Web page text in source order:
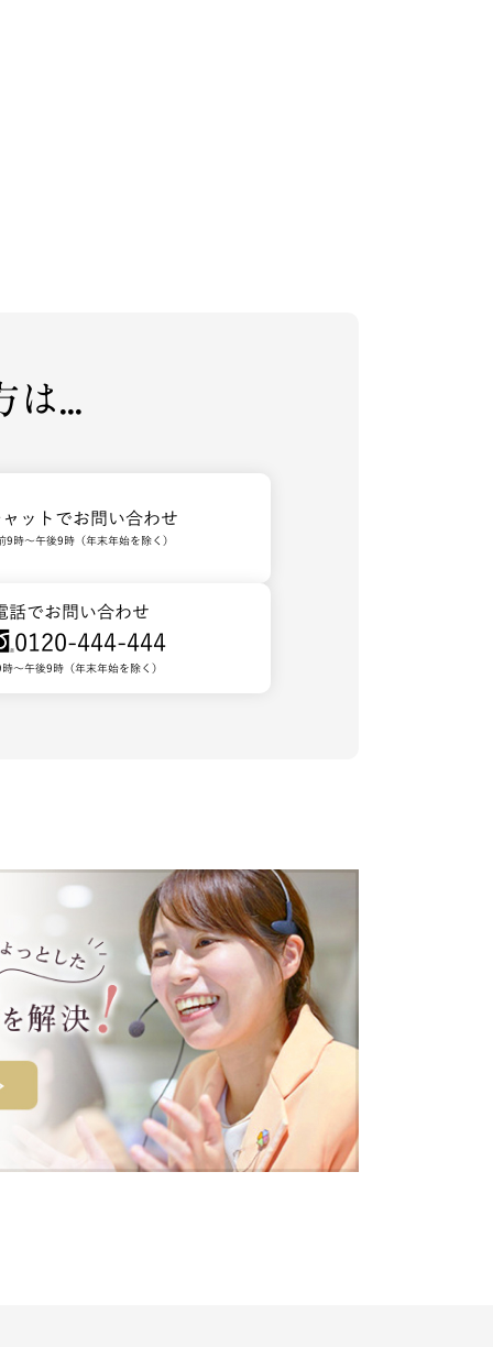
...
ットでお問い合わせ
9時～午後9時（年末年始を除く）
話でお問い合わせ
0120-444-444
～午後9時（年末年始を除く）